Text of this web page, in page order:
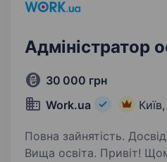
Адміністратор
30 000 грн
Work.ua
Київ,
Повна зайнятість.
Вища освіта. Привіт! Щомісяця мільйони